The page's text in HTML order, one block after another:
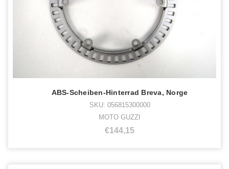
ABS-Scheiben-Hinterrad Breva, Norge
SKU: 056815300000
MOTO GUZZI
€144,15